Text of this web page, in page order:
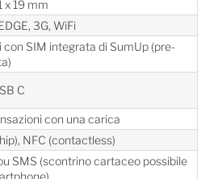
x 19 mm
3G, WiFi
con SIM integrata di SumUp (pre-
C
con una carica
NFC (contactless)
SMS (scontrino cartaceo possibile